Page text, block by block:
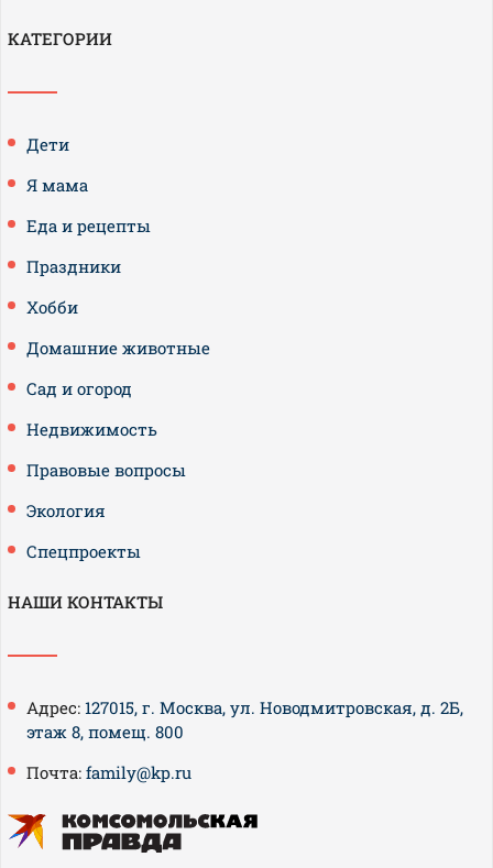
КАТЕГОРИИ
Дети
Я мама
Еда и рецепты
Праздники
Хобби
Домашние животные
Сад и огород
Недвижимость
Правовые вопросы
Экология
Спецпроекты
НАШИ КОНТАКТЫ
Адрес: 127015, г. Москва, ул. Новодмитровская, д. 2Б,
этаж 8, помещ. 800
Почта: family@kp.ru